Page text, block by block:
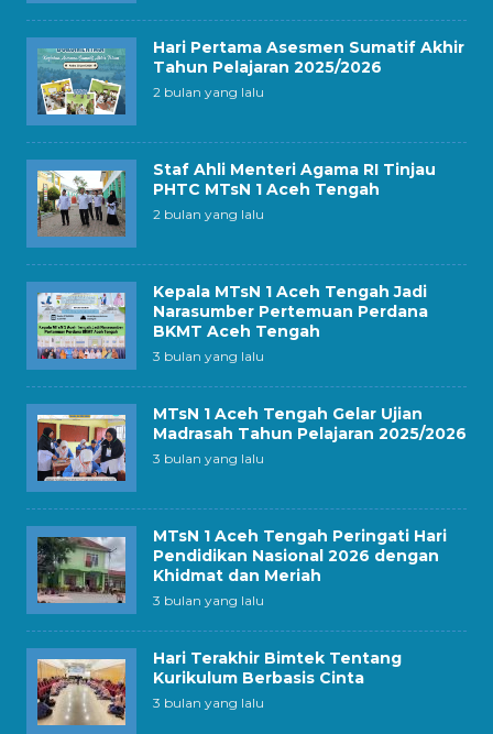
Hari Pertama Asesmen Sumatif Akhir
Tahun Pelajaran 2025/2026
2 bulan yang lalu
Staf Ahli Menteri Agama RI Tinjau
PHTC MTsN 1 Aceh Tengah
2 bulan yang lalu
Kepala MTsN 1 Aceh Tengah Jadi
Narasumber Pertemuan Perdana
BKMT Aceh Tengah
3 bulan yang lalu
MTsN 1 Aceh Tengah Gelar Ujian
Madrasah Tahun Pelajaran 2025/2026
3 bulan yang lalu
MTsN 1 Aceh Tengah Peringati Hari
Pendidikan Nasional 2026 dengan
Khidmat dan Meriah
3 bulan yang lalu
Hari Terakhir Bimtek Tentang
Kurikulum Berbasis Cinta
3 bulan yang lalu